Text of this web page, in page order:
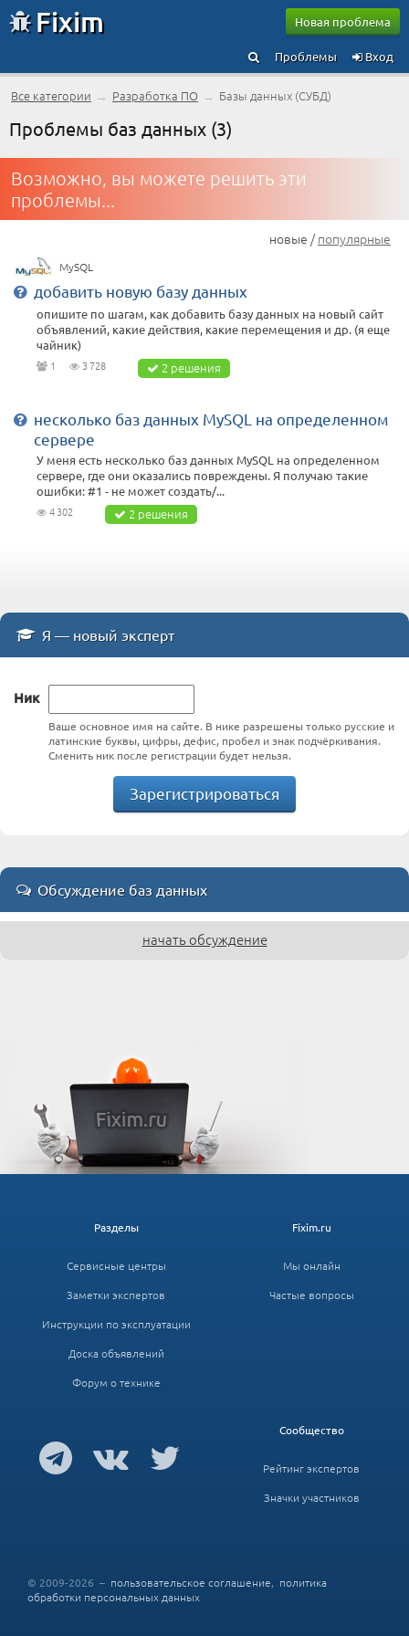
Fixim Новая проблема
Вход
Проблемы
Все категории → Разработка ПО → Базы данных (СУБД)
Проблемы баз данных (3)
Возможно, вы можете решить эти
проблемы...
новые /популярные
MySQL
добавить новую базу данных
опишите по шагам, как добавить базу данных на новый сайт
объявлений, какие действия, какие перемещения и др. (я еще
чайник)
1 3 728 2 решения
несколько баз данных MySQL на определенном
сервере
У меня есть несколько баз данных MySQL на определенном
сервере, где они оказались повреждены. Я получаю такие
ошибки: #1 - не может создать/...
4 302 2 решения
Я — новый эксперт
Ник
Ваше основное имя на сайте. В нике разрешены только русские и
латинские буквы, цифры, дефис, пробел и знак подчёркивания.
Сменить ник после регистрации будет нельзя.
Зарегистрироваться
Обсуждение баз данных
начать обсуждение
Fixim.ru
Мы онлайн
Частые вопросы
Разделы
Сервисные центры
Заметки экспертов
Инструкции по эксплуатации
Доска объявлений
Форум о технике
Сообщество
Рейтинг экспертов
Значки участников
© 2009-2026 – пользовательское соглашение, политика
обработки персональных данных